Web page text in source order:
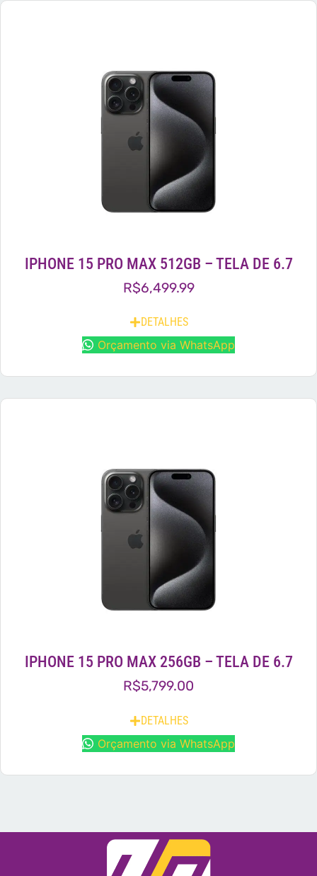
IPHONE 15 PRO MAX 512GB – TELA DE 6.7
R$6,499.99
DETALHES
Orçamento via WhatsApp
IPHONE 15 PRO MAX 256GB – TELA DE 6.7
R$5,799.00
DETALHES
Orçamento via WhatsApp